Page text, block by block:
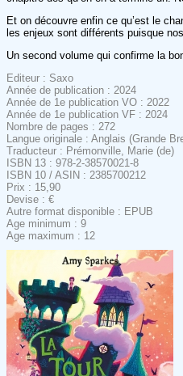
Et on découvre enfin ce qu’est le
les enjeux sont différents puisque
Un second volume qui confirme la
Editeur : Saxo
Année de publication : 2024
Année de 1e publication VO : 2022
Année de 1e publication VF : 2024
Nombre de pages : 272
Langue originale : Anglais (Grande
Traducteur : Prémonville, Marie (de)
ISBN 13 : 978-2-38570021-8
ISBN 10 / ASIN : 2385700212
Prix : 15,90
Devise : €
Autre format disponible : EPUB
Age minimum : 9
Age maximum : 12